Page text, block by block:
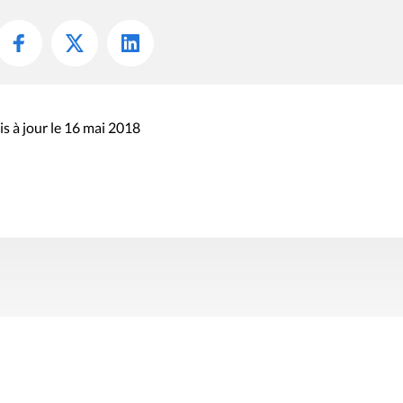
à jour le 16 mai 2018